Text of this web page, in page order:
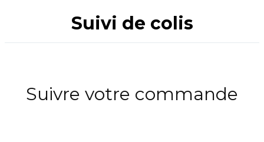
Suivi de colis
Suivre votre commande